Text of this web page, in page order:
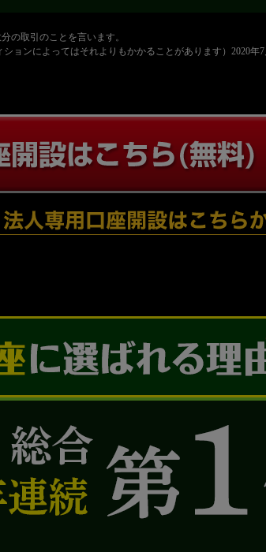
の取引のことを言います。
ョンによってはそれよりもかかることがあります）2020年